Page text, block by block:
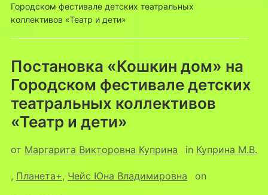
Городском фестивале детских театральных
коллективов «Театр и дети»
Постановка «Кошкин дом» на
Городском фестивале детских
театральных коллективов
«Театр и дети»
от Маргарита Викторовна Куприна in Куприна М.В.
, Планета+, Чейс Юна Владимировна on